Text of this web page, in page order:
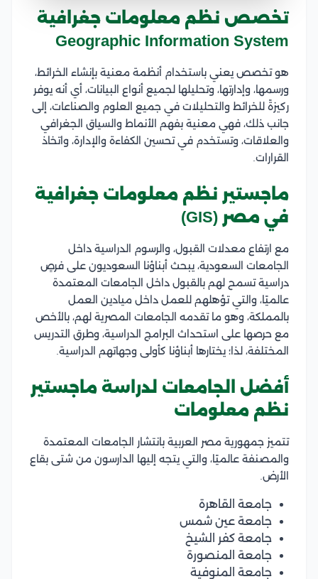
تخصص نظم معلومات جغرافية
Geographic Information System
هو تخصص يعني باستخدام أنظمة معنية بإنشاء الخرائط،
ورسمها، وإدارتها، وتحليلها لجميع أنواع البيانات، أي أنه يوفر
ركيزةً للخرائط والتحليلات في جميع العلوم والصناعات، إلى
جانب ذلك، فهي معنية بفهم الأنماط والسياق الجغرافي
والعلاقات، وتستخدم في تحسين الكفاءة والإدارة، واتخاذ
القرارات.
ماجستير نظم معلومات جغرافية
في مصر (GIS)
مع ارتفاع معدلات القبول، والرسوم الدراسية داخل
الجامعات السعودية، يبحث أبناؤنا السعوديون على فرصٍ
دراسية تسمح لهم بالقبول داخل الجامعات المعتمدة
عالميًا، والتي تؤهلهم للعمل داخل ميادين العمل
بالمملكة، وهو ما تقدمه الجامعات المصرية لهم، بالأخص
مع حرصها على استحداث البرامج الدراسية، وطرق التدريس
المختلفة، لذا؛ يختارها أبناؤنا كأولى وجهاتهم الدراسية.
أفضل الجامعات لدراسة ماجستير
نظم معلومات
تتميز جمهورية مصر العربية بانتشار الجامعات المعتمدة
والمصنفة عالميًا، والتي يتجه إليها الدارسون من شتى بقاع
الأرض.
جامعة القاهرة
جامعة عين شمس
جامعة كفر الشيخ
جامعة المنصورة
جامعة المنوفية